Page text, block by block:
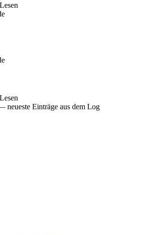
Lesen
Lesen
neueste Einträge aus dem Log